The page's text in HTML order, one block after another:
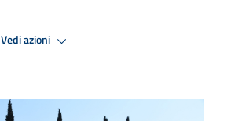
Vedi azioni